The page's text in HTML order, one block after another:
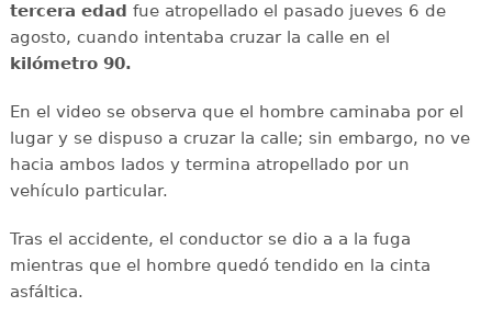
tercera edad fue atropellado el pasado jueves 6 de
agosto, cuando intentaba cruzar la calle en el
kilómetro 90.
En el video se observa que el hombre caminaba por el
lugar y se dispuso a cruzar la calle; sin embargo, no ve
hacia ambos lados y termina atropellado por un
vehículo particular.
Tras el accidente, el conductor se dio a a la fuga
mientras que el hombre quedó tendido en la cinta
asfáltica.